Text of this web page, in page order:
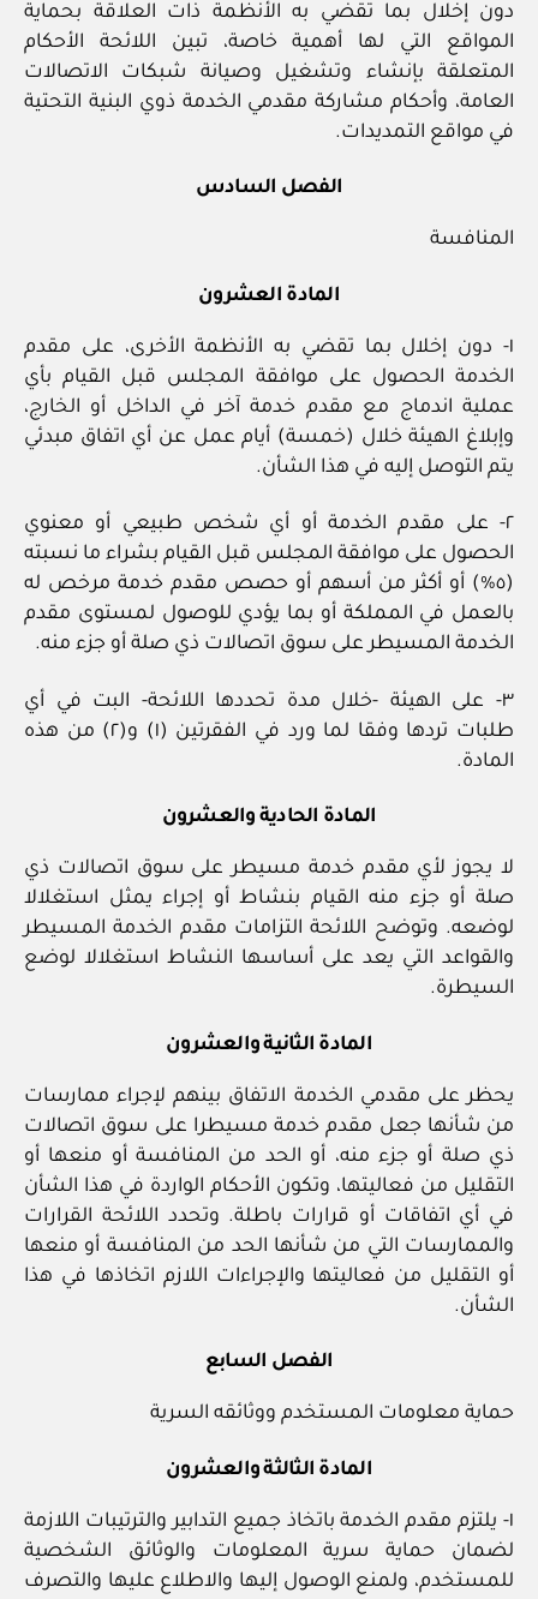
دون إخلال بما تقضي به الأنظمة ذات العلاقة بحماية
المواقع التي لها أهمية خاصة، تبين اللائحة الأحكام
المتعلقة بإنشاء وتشغيل وصيانة شبكات الاتصالات
العامة، وأحكام مشاركة مقدمي الخدمة ذوي البنية التحتية
في مواقع التمديدات.
الفصل السادس
المنافسة
المادة العشرون
١- دون إخلال بما تقضي به الأنظمة الأخرى، على مقدم
الخدمة الحصول على موافقة المجلس قبل القيام بأي
عملية اندماج مع مقدم خدمة آخر في الداخل أو الخارج،
وإبلاغ الهيئة خلال (خمسة) أيام عمل عن أي اتفاق مبدئي
يتم التوصل إليه في هذا الشأن.
٢- على مقدم الخدمة أو أي شخص طبيعي أو معنوي
الحصول على موافقة المجلس قبل القيام بشراء ما نسبته
(٥%) أو أكثر من أسهم أو حصص مقدم خدمة مرخص له
بالعمل في المملكة أو بما يؤدي للوصول لمستوى مقدم
الخدمة المسيطر على سوق اتصالات ذي صلة أو جزء منه.
٣- على الهيئة -خلال مدة تحددها اللائحة- البت في أي
طلبات تردها وفقا لما ورد في الفقرتين (١) و(٢) من هذه
المادة.
المادة الحادية والعشرون
لا يجوز لأي مقدم خدمة مسيطر على سوق اتصالات ذي
صلة أو جزء منه القيام بنشاط أو إجراء يمثل استغلالا
لوضعه. وتوضح اللائحة التزامات مقدم الخدمة المسيطر
والقواعد التي يعد على أساسها النشاط استغلالا لوضع
السيطرة.
المادة الثانية والعشرون
يحظر على مقدمي الخدمة الاتفاق بينهم لإجراء ممارسات
من شأنها جعل مقدم خدمة مسيطرا على سوق اتصالات
ذي صلة أو جزء منه، أو الحد من المنافسة أو منعها أو
التقليل من فعاليتها، وتكون الأحكام الواردة في هذا الشأن
في أي اتفاقات أو قرارات باطلة. وتحدد اللائحة القرارات
والممارسات التي من شأنها الحد من المنافسة أو منعها
أو التقليل من فعاليتها والإجراءات اللازم اتخاذها في هذا
الشأن.
الفصل السابع
حماية معلومات المستخدم ووثائقه السرية
المادة الثالثة والعشرون
١- يلتزم مقدم الخدمة باتخاذ جميع التدابير والترتيبات اللازمة
لضمان حماية سرية المعلومات والوثائق الشخصية
للمستخدم، ولمنع الوصول إليها والاطلاع عليها والتصرف